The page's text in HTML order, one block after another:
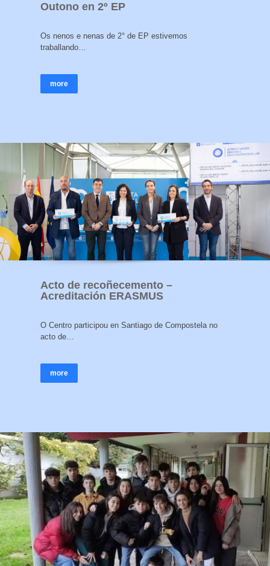
Outono en 2º EP
Os nenos e nenas de 2° de EP estivemos
traballando…
more
Acto de recoñecemento –
Acreditación ERASMUS
O Centro participou en Santiago de Compostela no
acto de…
more